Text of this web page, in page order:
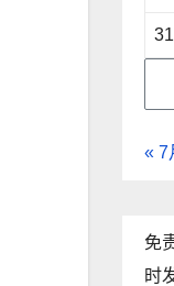
31
« 7
免
时